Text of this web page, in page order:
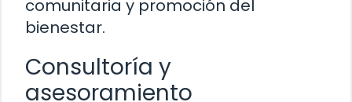
comunitaria y promoción del
bienestar.
Consultoría y
asesoramiento